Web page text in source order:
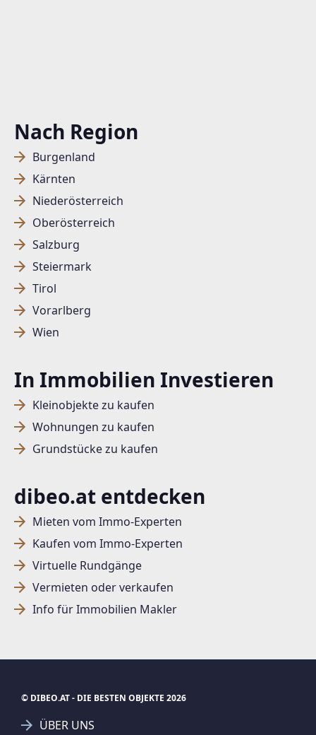
Nach Region
Burgenland
Kärnten
Niederösterreich
Oberösterreich
Salzburg
Steiermark
Tirol
Vorarlberg
Wien
In Immobilien Investieren
Kleinobjekte zu kaufen
Wohnungen zu kaufen
Grundstücke zu kaufen
dibeo.at entdecken
Mieten vom Immo-Experten
Kaufen vom Immo-Experten
Virtuelle Rundgänge
Vermieten oder verkaufen
Info für Immobilien Makler
© DIBEO.AT - DIE BESTEN OBJEKTE 2026
ÜBER UNS